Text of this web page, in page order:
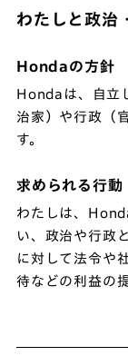
わたしと政治
Hondaの方針
Hondaは、自立
治家）や行政（
す。
求められる行動
わたしは、
い、政治や行政
に対して法令や
待などの利益の